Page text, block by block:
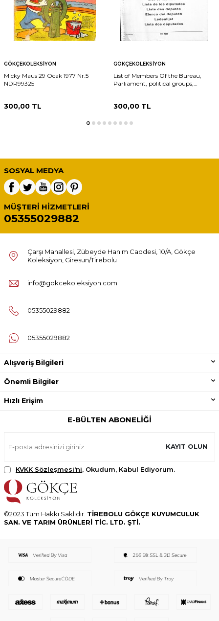
GÖKÇEKOLEKSIYON
Micky Maus 29 Ocak 1977 Nr.5
NDR99325
300,00 TL
GÖKÇEKOLEKSIYON
List of Members Of the Bureau,
Parliament, political groups,
300,00TL
SOSYAL MEDYA
MÜŞTERI HIZMETLERI
05355029882
Çarşı Mahallesi, Zübeyde Hanım Caddesi, 10/A, Gökçe
Koleksiyon, Giresun/Tirebolu
info@gokcekoleksiyon.com
05355029882
05355029882
Alışveriş Bilgileri
Önemli Bilgiler
Hızlı Erişim
E-BÜLTEN ABONELIĞI
KAYIT OLUN
KVKK Sözleşmesi'ni, Okudum, Kabul Ediyorum.
©2023 Tüm Hakkı Saklıdır. TİREBOLU GÖKÇE KUYUMCULUK
SAN. VE TARIM ÜRÜNLERİ TİC. LTD. ŞTİ.